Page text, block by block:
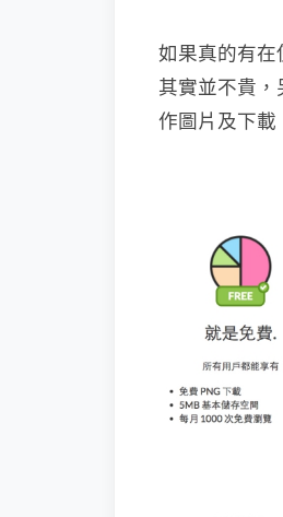
如果真的有在
其實並不貴
作圖片及下載